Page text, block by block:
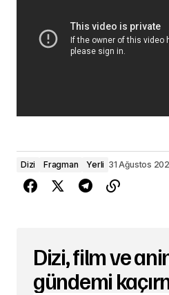
Dizi Fragman Yerli 31 Ağustos
Dizi, film ve
gündemi